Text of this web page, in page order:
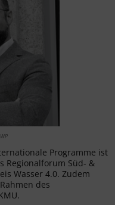
Programme ist
Regionalforum Süd- &
Wasser 4.0. Zudem
des